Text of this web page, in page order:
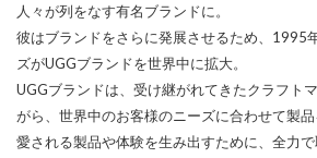
人々が列をなす有名ブランドに。
彼はブランドをさらに発展させるため、1995
ズがUGGブランドを世界中に拡大。
UGGブランドは、受け継がれてきたクラフト
がら、世界中のお客様のニーズに合わせて製
愛される製品や体験を生み出すために、全力で